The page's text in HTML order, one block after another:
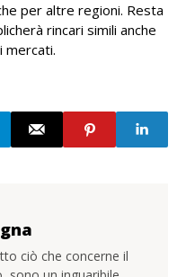
per altre regioni. Resta
rincari simili anche
mercati.
ciò che concerne il